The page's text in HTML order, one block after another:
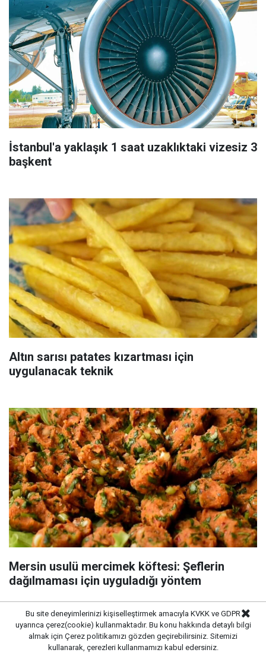
İstanbul'a yaklaşık 1 saat uzaklıktaki vizesiz 3
başkent
Altın sarısı patates kızartması için
uygulanacak teknik
Mersin usulü mercimek köftesi: Şeflerin
dağılmaması için uyguladığı yöntem
Bu site deneyimlerinizi kişiselleştirmek amacıyla KVKK ve GDPR
uyarınca çerez(cookie) kullanmaktadır. Bu konu hakkında detaylı bilgi
almak için Çerez politikamızı gözden geçirebilirsiniz. Sitemizi
kullanarak, çerezleri kullanmamızı kabul edersiniz.